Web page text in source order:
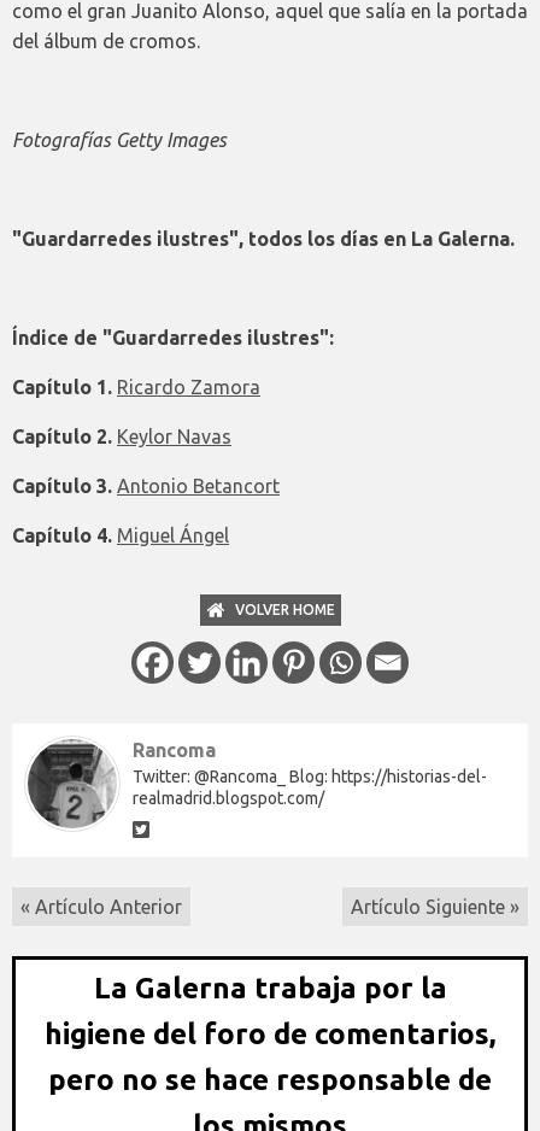
como el gran Juanito Alonso, aquel que salía en la portada
del álbum de cromos.
Fotografías Getty Images
"Guardarredes ilustres", todos los días en La Galerna.
Índice de "Guardarredes ilustres":
Capítulo 1. Ricardo Zamora
Capítulo 2. Keylor Navas
Capítulo 3. Antonio Betancort
Capítulo 4. Miguel Ángel
VOLVER HOME
Rancoma
Twitter: @Rancoma_ Blog: https://historias-del-
realmadrid.blogspot.com/
« Artículo Anterior Artículo Siguiente »
La Galerna trabaja por la
higiene del foro de comentarios,
pero no se hace responsable de